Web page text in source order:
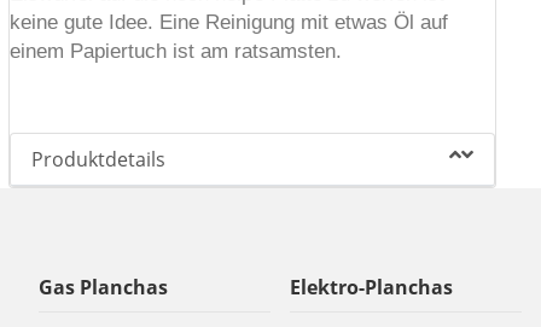
keine gute Idee. Eine Reinigung mit etwas Öl auf
einem Papiertuch ist am ratsamsten.
Produktdetails
Gas Planchas Elektro-Planchas